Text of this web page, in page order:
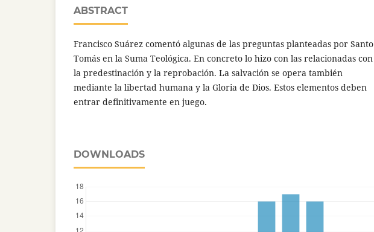
ABSTRACT
Francisco Suárez comentó algunas de las preguntas planteadas por Santo
Tomás en la Suma Teológica. En concreto lo hizo con las relacionadas con
la predestinación y la reprobación. La salvación se opera también
mediante la libertad humana y la Gloria de Dios. Estos elementos deben
entrar definitivamente en juego.
DOWNLOADS